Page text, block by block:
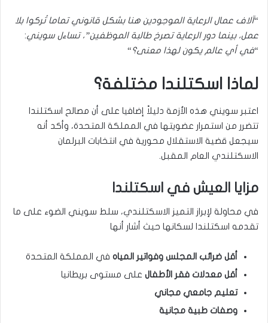
“آلاف عمال الرعاية الموجودين هنا بشكل قانوني تماما تُركوا بلا
عمل، بينما دور الرعاية تصرخ طالبة الموظفين”، تساءل سويني:
“في أي عالم يكون لهذا معنى؟“
لماذا اسكتلندا مختلفة؟
اعتبر سويني هذه الأزمة دليلاً إضافيا على أن مصالح اسكتلندا
تتضرر من استمرار عضويتها في المملكة المتحدة، وأكد أنه
سيجعل قضية الاستقلال محورية في انتخابات البرلمان
الاسكتلندي العام المقبل.
مزايا العيش في اسكتلندا
في محاولة لإبراز التميز الاسكتلندي، سلط سويني الضوء على ما
تقدمه اسكتلندا لسكانها حيث أشار أنها
أقل ضرائب المجلس وفواتير المياه في المملكة المتحدة
أقل معدلات فقر الأطفال على مستوى بريطانيا
تعليم جامعي مجاني
وصفات طبية مجانية